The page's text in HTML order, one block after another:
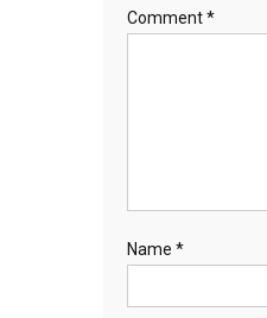
Comment*
Name *